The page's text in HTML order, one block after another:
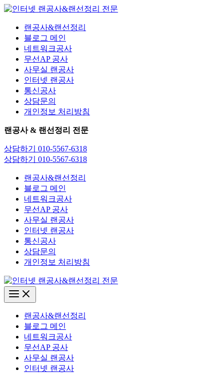
콘
랜공사&랜선정리
블로그 메인
네트워크공사
무선AP 공사
사무실 랜공사
인터넷 랜공사
통신공사
상담문의
개인정보 처리방침
랜공사 & 랜선정리 전문
상담하기 010-5567-6318
상담하기 010-5567-6318
랜공사&랜선정리
블로그 메인
네트워크공사
무선AP 공사
사무실 랜공사
인터넷 랜공사
통신공사
상담문의
개인정보 처리방침
Main
Menu
랜공사&랜선정리
블로그 메인
네트워크공사
무선AP 공사
사무실 랜공사
인터넷 랜공사